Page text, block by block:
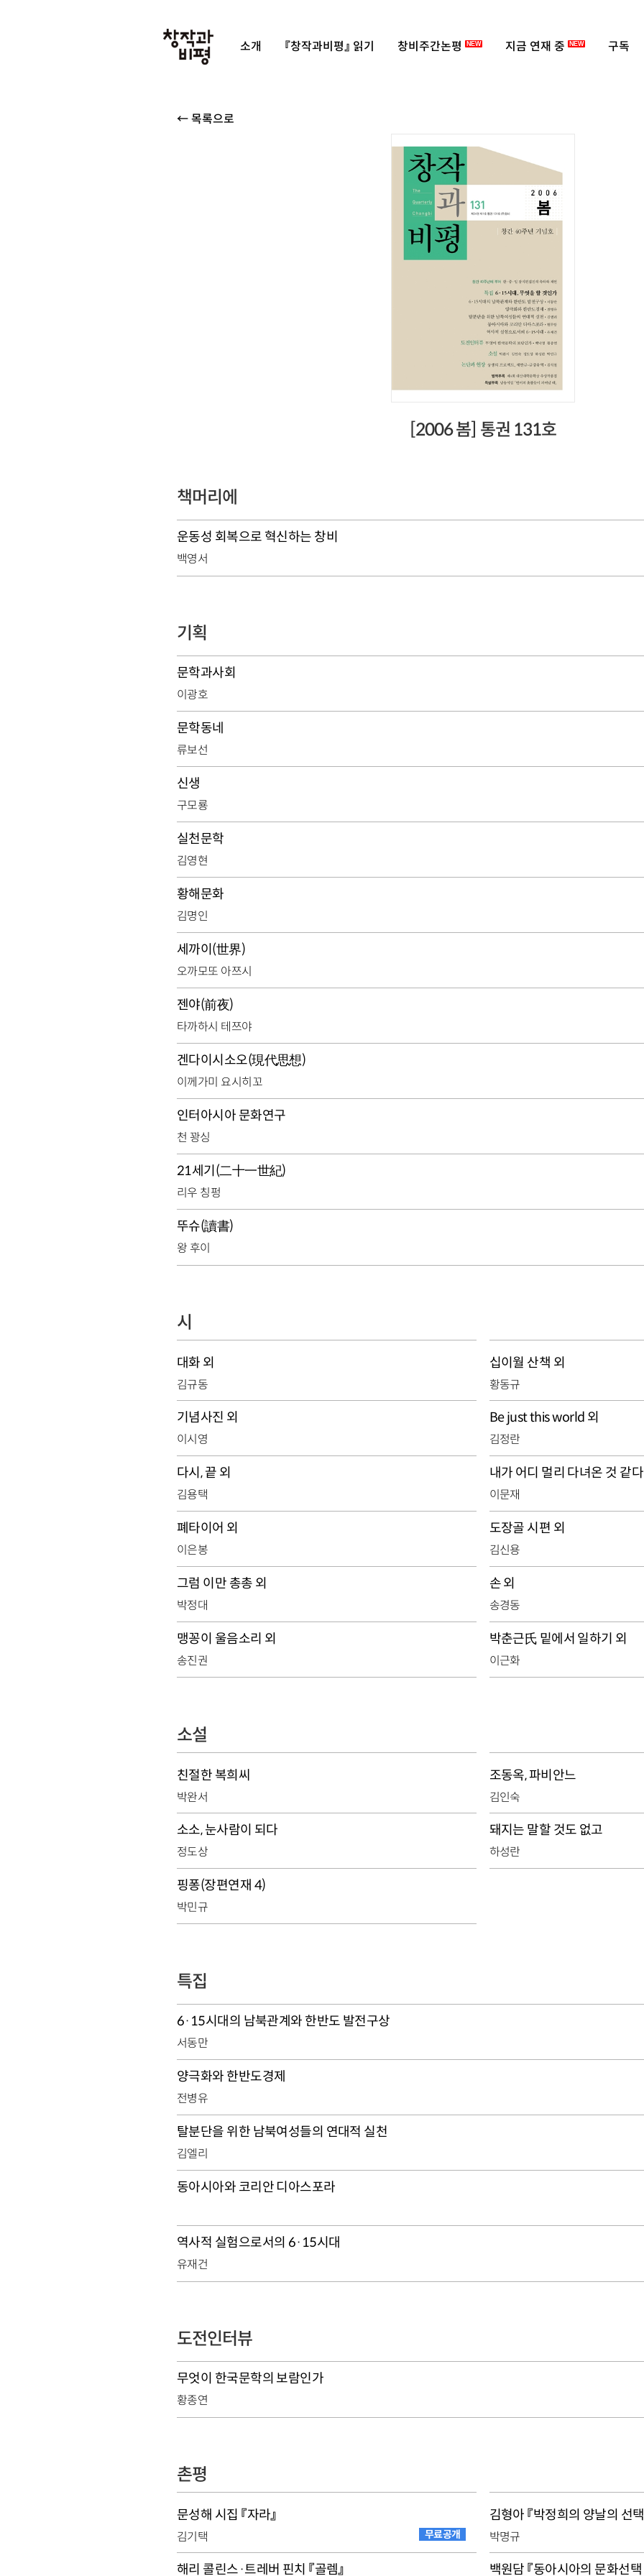
소개 『창작과비평』 읽기 창비주간논평 NEW 지금 연재 중 NEW 구독
← 목록으로
[2006 봄] 통권 131호
책머리에
운동성 회복으로 혁신하는 창비
백영서
기획
문학과사회
이광호
문학동네
류보선
신생
구모룡
실천문학
김영현
황해문화
김명인
세까이(世界)
오까모또 아쯔시
젠야(前夜)
타까하시 테쯔야
겐다이시소오(現代思想)
이께가미 요시히꼬
인터아시아 문화연구
천 꽝싱
21세기(二十一世紀)
리우 칭펑
뚜슈(讀書)
왕 후이
시
대화 외
김규동
십이월 산책 외
황동규
기념사진 외
이시영
Be just this world 외
김정란
다시, 끝 외
김용택
내가 어디 멀리 다녀온 것 같
이문재
폐타이어 외
이은봉
도장골 시편 외
김신용
그럼 이만 총총 외
박정대
손 외
송경동
맹꽁이 울음소리 외
송진권
박춘근氏 밑에서 일하기 외
이근화
소설
친절한 복희씨
박완서
조동옥, 파비안느
김인숙
소소, 눈사람이 되다
정도상
돼지는 말할 것도 없고
하성란
핑퐁(장편연재 4)
박민규
특집
6·15시대의 남북관계와 한반도 발전구상
서동만
양극화와 한반도경제
전병유
탈분단을 위한 남북여성들의 연대적 실천
김엘리
동아시아와 코리안 디아스포라
역사적 실험으로서의 6·15시대
유재건
도전인터뷰
무엇이 한국문학의 보람인가
황종연
촌평
문성해 시집 『자라』
김기택 무료공개
김형아 『박정희의 양날의 선택
박명규
해리 콜린스·트레버 핀치 『골렘』 백원담 『동아시아의 문화선택